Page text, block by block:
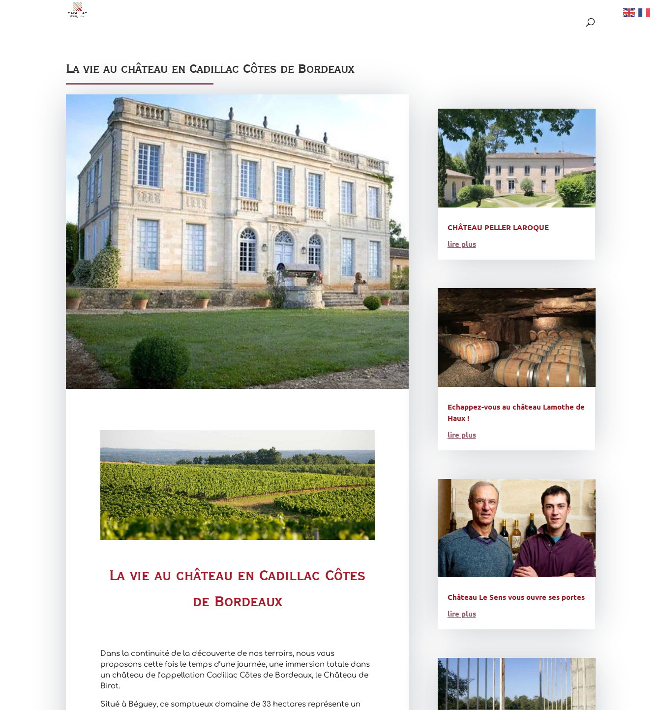
La vie au château en Cadillac Côtes de Bordeaux
La vie au château en Cadillac Côtes
de Bordeaux
Dans la continuité de la découverte de nos terroirs, nous vous
proposons cette fois le temps d’une journée, une immersion totale dans
un château de l’appellation Cadillac Côtes de Bordeaux, le Château de
Birot.
Situé à Béguey, ce somptueux domaine de 33 hectares représente un
CHÂTEAU PELLER LAROQUE
lire plus
Echappez-vous au château Lamothe de
Haux !
lire plus
Château Le Sens vous ouvre ses portes
lire plus